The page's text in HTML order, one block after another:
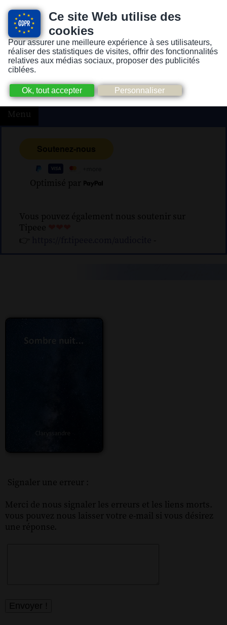
Ce site Web utilise des
cookies
Pour assurer une meilleure expérience à ses utilisateurs,
réaliser des statistiques de visites, offrir des fonctionnalités
relatives aux médias sociaux, proposer des publicités
ciblées.
Version pour personnes mal-voyantes ou non-voyantes
Menu
Optimisé par
Vous pouvez également nous soutenir sur
Tipeee
👉
-
Signaler une erreur :
Merci de nous signaler les erreurs et les liens morts.
vous pouvez nous laisser votre e-mail si vous désirez
une réponse.